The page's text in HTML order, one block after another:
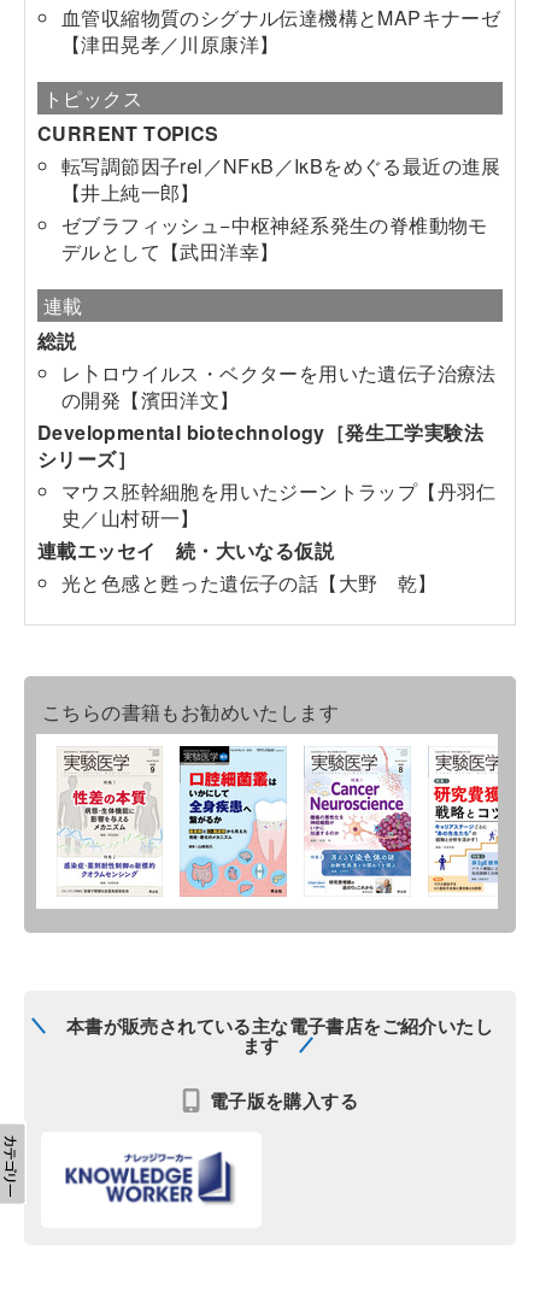
血管収縮物質のシグナル伝達機構とMAPキナーゼ
【津田晃孝／川原康洋】
トピックス
CURRENT TOPICS
転写調節因子rel／NFκB／IκBをめぐる最近の進展
【井上純一郎】
ゼブラフィッシュ−中枢神経系発生の脊椎動物モ
デルとして【武田洋幸】
連載
総説
レ卜ロウイルス・ベクターを用いた遺伝子治療法
の開発【濱田洋文】
Developmental biotechnology［発生工学実験法
シリーズ］
マウス胚幹細胞を用いたジーントラップ【丹羽仁
史／山村研一】
連載エッセイ 続・大いなる仮説
光と色感と甦った遺伝子の話【大野 乾】
こちらの書籍もお勧めいたします
本書が販売されている主な電子書店をご紹介いたし
ます
電子版を購入する